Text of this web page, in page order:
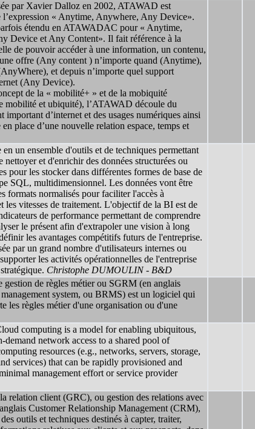
par Xavier Dalloz en 2002, ATAWAD est
l’expression « Anytime, Anywhere, Any Device».
étendu en ATAWADAC pour « Anytime,
Device et Any Content». Il fait référence à la
de pouvoir accéder à une information, un contenu,
offre (Any content ) n’importe quand (Anytime),
et depuis n’importe quel support
(Any Device).
de la « mobilité+ » et de la mobiquité
mobilité et ubiquité), l’ATAWAD découle du
important d’internet et des usages numériques ainsi
place d’une nouvelle relation espace, temps et
un ensemble d'outils et de techniques permettant
nettoyer et d'enrichir des données structurées ou
pour les stocker dans différentes formes de base de
SQL, multidimensionnel. Les données vont être
formats normalisés pour faciliter l'accès à
les vitesses de traitement. L'objectif de la BI est de
de performance permettant de comprendre
le présent afin d'extrapoler une vision à long
les avantages compétitifs futurs de l'entreprise.
par un grand nombre d'utilisateurs internes ou
les activités opérationnelles de l'entreprise
Christophe DUMOULIN - B&D
gestion de règles métier ou SGRM (en anglais
management system, ou BRMS) est un logiciel qui
les règles métier d'une organisation ou d'une
computing is a model for enabling ubiquitous,
demand network access to a shared pool of
resources (e.g., networks, servers, storage,
services) that can be rapidly provisioned and
management effort or service provider
relation client (GRC), ou gestion des relations avec
Customer Relationship Management (CRM),
outils et techniques destinés à capter, traiter,